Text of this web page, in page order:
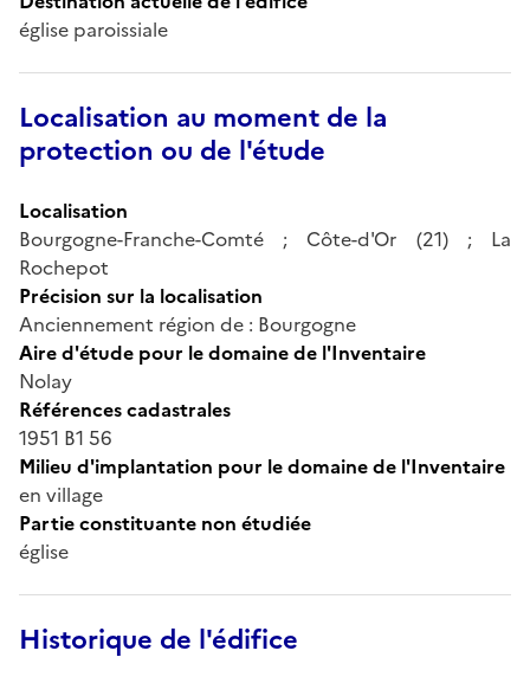
église paroissiale
Localisation au moment de la
protection ou de l'étude
Localisation
Bourgogne-Franche-Comté ; Côte-d'Or (21) ; La
Rochepot
Précision sur la localisation
Anciennement région de : Bourgogne
Aire d'étude pour le domaine de l'Inventaire
Nolay
Références cadastrales
1951 B1 56
Milieu d'implantation pour le domaine de l'Inventaire
en village
Partie constituante non étudiée
église
Historique de l'édifice